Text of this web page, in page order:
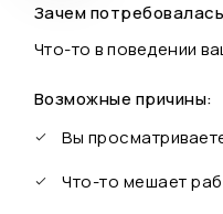
Зачем
Что-то в поведении
Возможные причины:
Вы
Что-то мешает